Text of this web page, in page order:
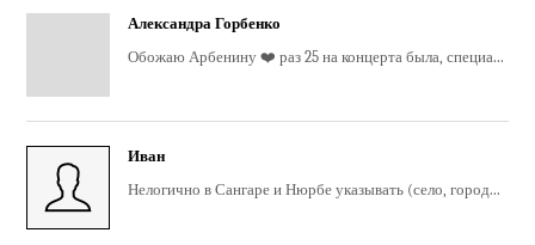
Александра Горбенко
Обожаю Арбенину ❤️ раз 25 на концерта была, специа...
Иван
Нелогично в Сангаре и Нюрбе указывать (село, город...